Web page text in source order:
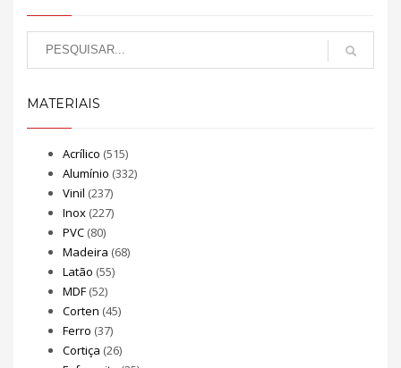
MATERIAIS
Acrílico (515)
Alumínio (332)
Vinil (237)
Inox (227)
PVC (80)
Madeira (68)
Latão (55)
MDF (52)
Corten (45)
Ferro (37)
Cortiça (26)